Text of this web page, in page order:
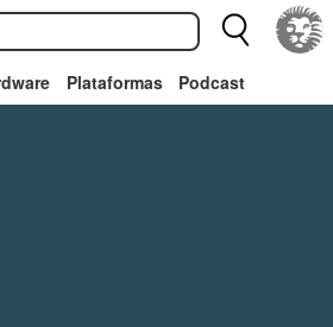
Plataformas Podcast